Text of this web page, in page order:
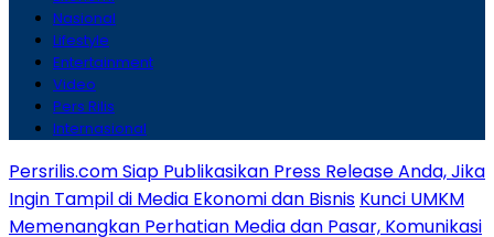
Nasional
Lifestyle
Entertainment
Video
Pers Rilis
Internasional
Persrilis.com Siap Publikasikan Press Release Anda, Jika
Ingin Tampil di Media Ekonomi dan Bisnis Kunci UMKM
Memenangkan Perhatian Media dan Pasar, Komunikasi